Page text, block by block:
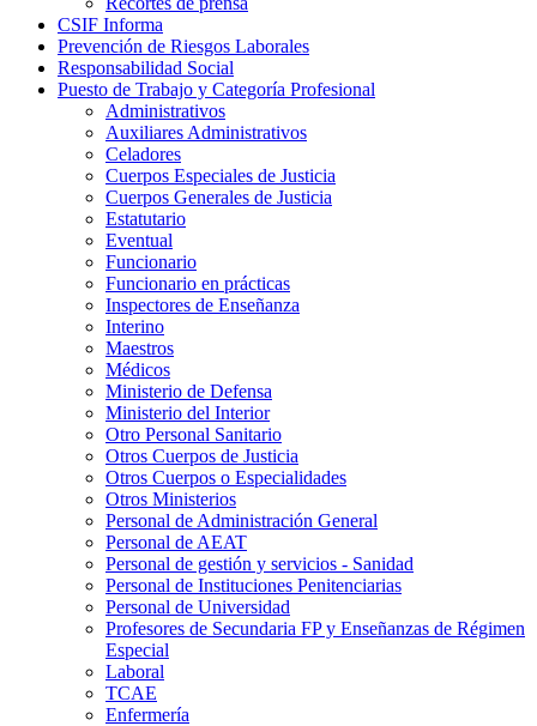
CSIF Informa
Prevención de Riesgos Laborales
Responsabilidad Social
Puesto de Trabajo y Categoría Profesional
Administrativos
Auxiliares Administrativos
Celadores
Cuerpos Especiales de Justicia
Cuerpos Generales de Justicia
Estatutario
Eventual
Funcionario
Funcionario en prácticas
Inspectores de Enseñanza
Interino
Maestros
Médicos
Ministerio de Defensa
Ministerio del Interior
Otro Personal Sanitario
Otros Cuerpos de Justicia
Otros Cuerpos o Especialidades
Otros Ministerios
Personal de Administración General
Personal de AEAT
Personal de gestión y servicios - Sanidad
Personal de Instituciones Penitenciarias
Personal de Universidad
Profesores de Secundaria FP y Enseñanzas de Régimen
Especial
Laboral
TCAE
Enfermería